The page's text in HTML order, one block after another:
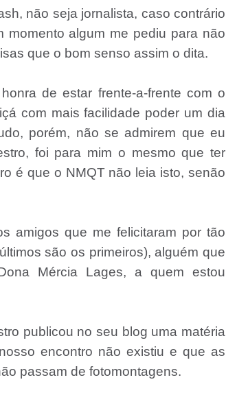
não seja jornalista, caso contrário
momento algum me pediu para não
que o bom senso assim o dita.
de estar frente-a-frente com o
com mais facilidade poder um dia
porém, não se admirem que eu
foi para mim o mesmo que ter
é que o NMQT não leia isto, senão
amigos que me felicitaram por tão
são os primeiros), alguém que
Mércia Lages, a quem estou
publicou no seu blog uma matéria
encontro não existiu e que as
passam de fotomontagens.